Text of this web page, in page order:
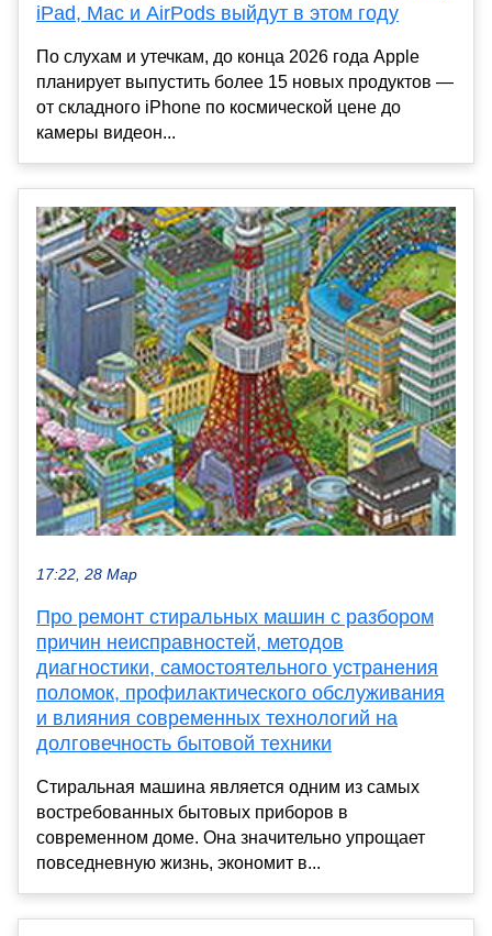
iPad, Mac и AirPods выйдут в этом году
По слухам и утечкам, до конца 2026 года Apple
планирует выпустить более 15 новых продуктов —
от складного iPhone по космической цене до
камеры видеон...
17:22, 28 Мар
Про ремонт стиральных машин с разбором
причин неисправностей, методов
диагностики, самостоятельного устранения
поломок, профилактического обслуживания
и влияния современных технологий на
долговечность бытовой техники
Стиральная машина является одним из самых
востребованных бытовых приборов в
современном доме. Она значительно упрощает
повседневную жизнь, экономит в...